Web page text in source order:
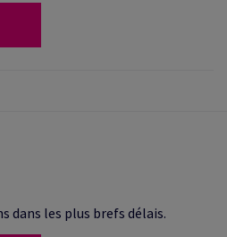
dans les plus brefs délais.